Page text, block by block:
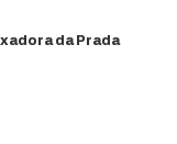
da Prada